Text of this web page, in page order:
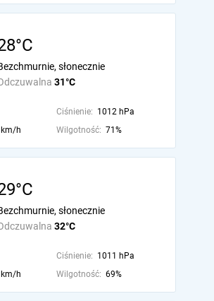
31°C
słonecznie
Ciśnienie: 1012 hPa
h Wilgotność: 71%
32°C
słonecznie
Ciśnienie: 1011 hPa
h Wilgotność: 69%